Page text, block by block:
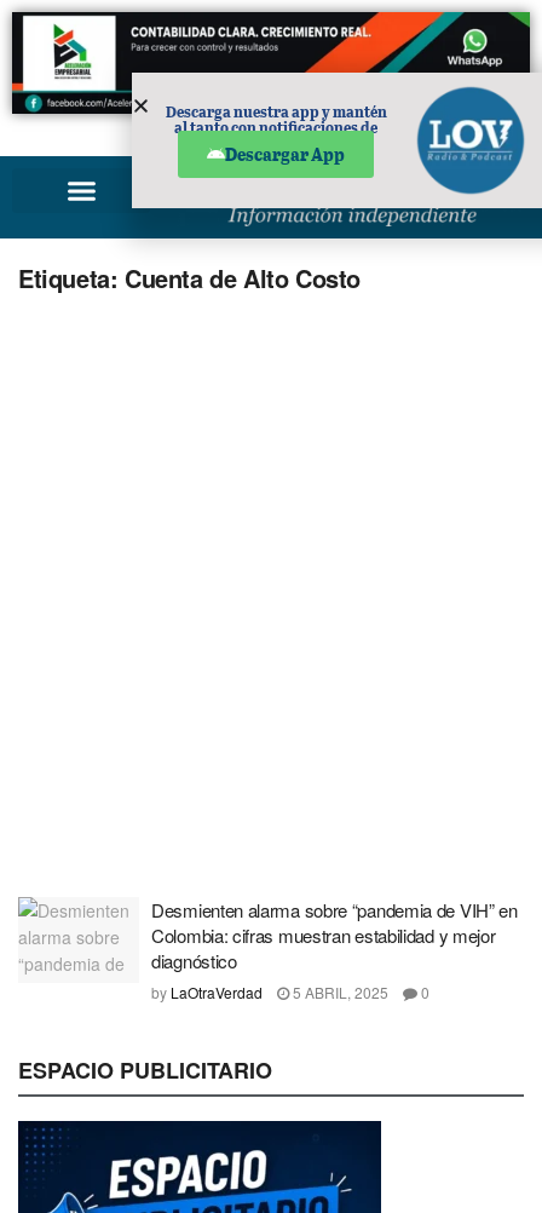
PUBLICIDAD
Etiqueta: Cuenta de Alto Costo
Desmienten alarma sobre “pandemia de VIH” en
Colombia: cifras muestran estabilidad y mejor
diagnóstico
by LaOtraVerdad 5 ABRIL, 2025 0
ESPACIO PUBLICITARIO
Descarga nuestra app y mantén
al tanto con notificaciones de
Descargar App